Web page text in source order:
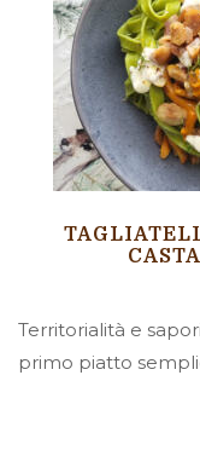
Territorialità e
primo piatto